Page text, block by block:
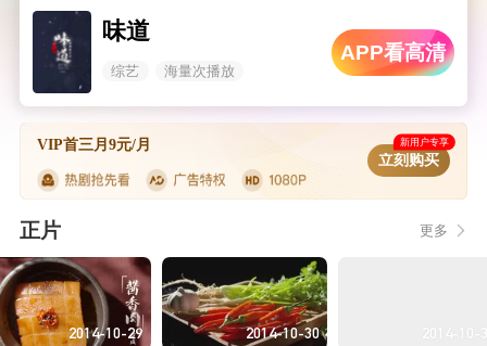
味道
综艺 海量次播放
APP看高清
VIP首三月9元/月 新用户专享
立刻购买
正片 更多
2014-10-29 2014-10-30 2014-10-